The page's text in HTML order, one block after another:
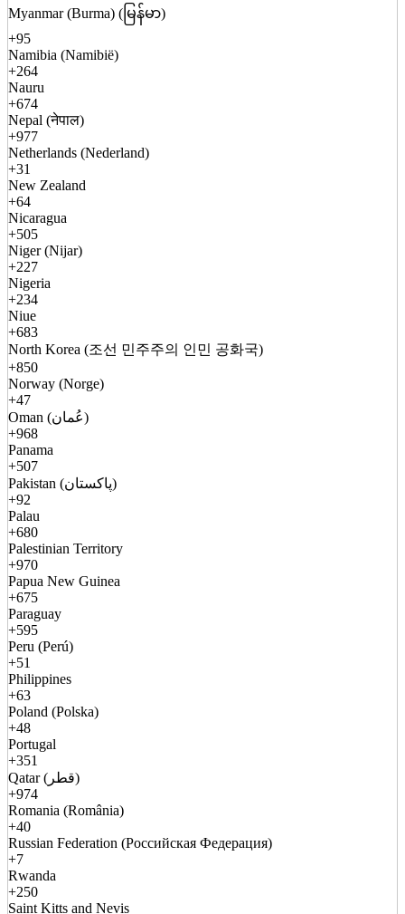
Myanmar (Burma) (မြန်မာ)
+95
Namibia (Namibië)
+264
Nauru
+674
Nepal (नेपाल)
+977
Netherlands (Nederland)
+31
New Zealand
+64
Nicaragua
+505
Niger (Nijar)
+227
Nigeria
+234
Niue
+683
North Korea (조선 민주주의 인민 공화국)
+850
Norway (Norge)
+47
Oman (عُمان)
+968
Panama
+507
Pakistan (پاکستان)
+92
Palau
+680
Palestinian Territory
+970
Papua New Guinea
+675
Paraguay
+595
Peru (Perú)
+51
Philippines
+63
Poland (Polska)
+48
Portugal
+351
Qatar (قطر)
+974
Romania (România)
+40
Russian Federation (Российская Федерация)
+7
Rwanda
+250
Saint Kitts and Nevis